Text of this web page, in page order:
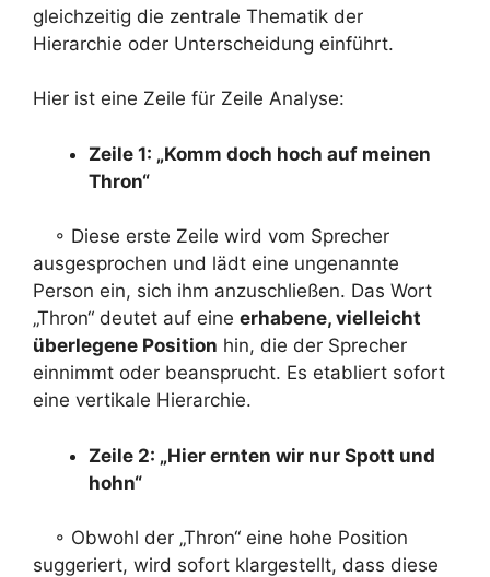
gleichzeitig die zentrale Thematik der
Hierarchie oder Unterscheidung einführt.
Hier ist eine Zeile für Zeile Analyse:
Zeile 1: „Komm doch hoch auf meinen
Thron“
◦ Diese erste Zeile wird vom Sprecher
ausgesprochen und lädt eine ungenannte
Person ein, sich ihm anzuschließen. Das Wort
„Thron“ deutet auf eine erhabene, vielleicht
überlegene Position hin, die der Sprecher
einnimmt oder beansprucht. Es etabliert sofort
eine vertikale Hierarchie.
Zeile 2: „Hier ernten wir nur Spott und
hohn“
◦ Obwohl der „Thron“ eine hohe Position
suggeriert, wird sofort klargestellt, dass diese